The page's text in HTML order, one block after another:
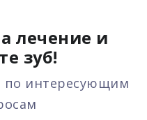
лечение и
зуб!
по интересующим